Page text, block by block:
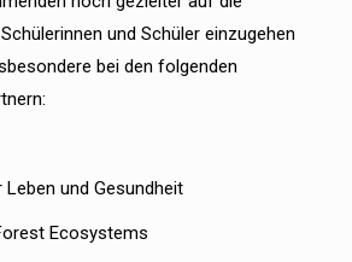
und Schüler einzugehen
bei den folgenden
und Gesundheit
Ecosystems